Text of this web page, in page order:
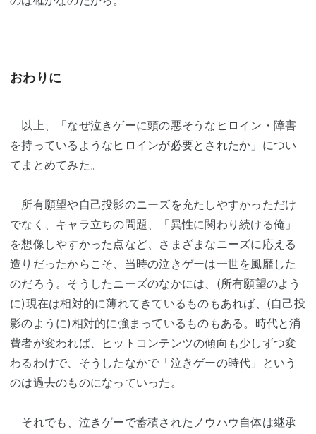
おわりに
以上、「なぜ泣きゲーに頭の悪そうなヒロイン・障害
を持っているようなヒロインが必要とされたか」につい
てまとめてみた。
所有願望や自己投影のニーズを充たしやすかっただけ
でなく、キャラ立ちの問題、「異性に関わり続ける俺」
を想像しやすかった点など、さまざまなニーズに応える
造りだったからこそ、当時の泣きゲーは一世を風靡した
のだろう。そうしたニーズのなかには、(所有願望のよう
に)現在は相対的に薄れてきているものもあれば、(自己投
影のように)相対的に強まっているものもある。時代と消
費者が変われば、ヒットコンテンツの傾向も少しずつ変
わるわけで、そうしたなかで「泣きゲーの時代」という
のは過去のものになっていった。
それでも、泣きゲーで蓄積されたノウハウ自体は継承